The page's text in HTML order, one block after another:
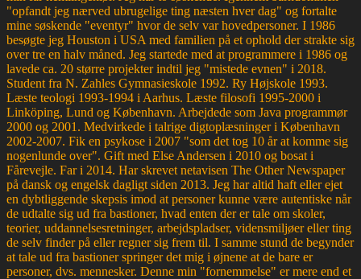
"opfandt jeg nærved ubrugelige ting næsten hver dag" og fortalte
mine søskende "eventyr" hvor de selv var hovedpersoner. I 1986
besøgte jeg Houston i USA med familien på et ophold der strakte sig
over tre en halv måned. Jeg startede med at programmere i 1986 og
lavede ca. 20 større projekter indtil jeg "mistede evnen" i 2018.
Student fra N. Zahles Gymnasieskole 1992. Ry Højskole 1993.
Læste teologi 1993-1994 i Aarhus. Læste filosofi 1995-2000 i
Linköping, Lund og København. Arbejdede som Java programmør
2000 og 2001. Medvirkede i talrige digtoplæsninger i København
2002-2007. Fik en psykose i 2007 "som det tog 10 år at komme sig
nogenlunde over". Gift med Else Andersen i 2010 og bosat i
Fårevejle. Far i 2014. Har skrevet netavisen The Other Newspaper
på dansk og engelsk dagligt siden 2013. Jeg har altid haft eller ejet
en dybtliggende skepsis imod at personer kunne være autentiske når
de udtalte sig ud fra bastioner, hvad enten der er tale om skoler,
teorier, uddannelsesretninger, arbejdspladser, vidensmiljøer eller ting
de selv finder på eller regner sig frem til. I samme stund de begynder
at tale ud fra bastioner springer det mig i øjnene at de bare er
personer, dvs. mennesker. Denne min "fornemmelse" er mere end et